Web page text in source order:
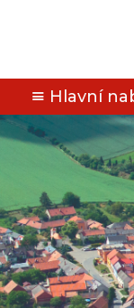
Hlavní